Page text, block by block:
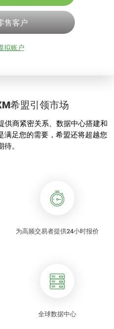
售客户
拟账户
希盟引领市场
供商紧密关系、数据中心搭建和
满足您的需要，希盟还将超越您
待。
为高频交易者提供24小时报价
全球数据中心